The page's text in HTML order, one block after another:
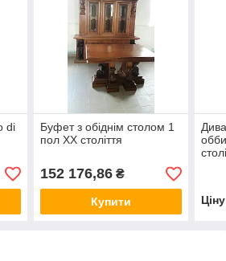
di
Буфет з обіднім столом 1
пол ХХ століття
152 176,86₴
Купити